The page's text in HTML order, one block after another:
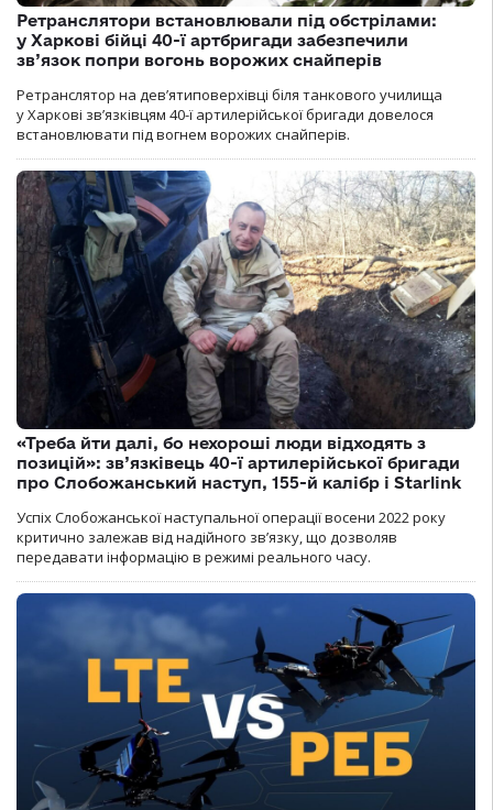
Ретранслятори встановлювали під обстрілами:
у Харкові бійці 40-ї артбригади забезпечили
зв’язок попри вогонь ворожих снайперів
Ретранслятор на дев’ятиповерхівці біля танкового училища
у Харкові зв’язківцям 40-ї артилерійської бригади довелося
встановлювати під вогнем ворожих снайперів.
«Треба йти далі, бо нехороші люди відходять з
позицій»: зв’язківець 40-ї артилерійської бригади
про Слобожанський наступ, 155-й калібр і Starlink
Успіх Слобожанської наступальної операції восени 2022 року
критично залежав від надійного зв’язку, що дозволяв
передавати інформацію в режимі реального часу.